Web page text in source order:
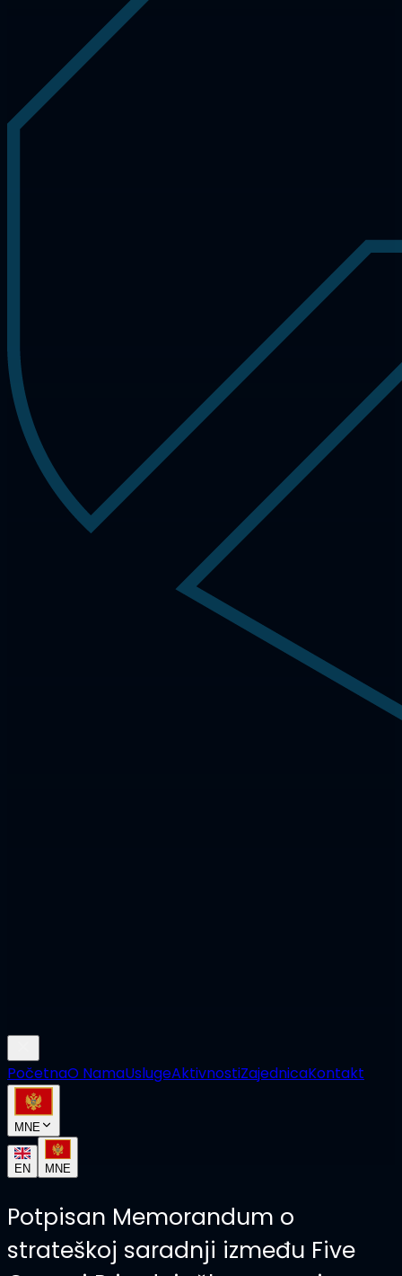
PočetnaO NamaUslugeAktivnostiZajednicaKontakt
MNE
EN MNE
Potpisan Memorandum o
strateškoj saradnji između Five